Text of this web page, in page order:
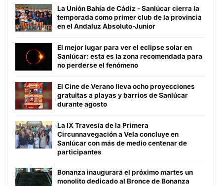
La Unión Bahía de Cádiz - Sanlúcar cierra la
temporada como primer club de la provincia
en el Andaluz Absoluto-Junior
El mejor lugar para ver el eclipse solar en
Sanlúcar: esta es la zona recomendada para
no perderse el fenómeno
El Cine de Verano lleva ocho proyecciones
gratuitas a playas y barrios de Sanlúcar
durante agosto
La IX Travesía de la Primera
Circunnavegación a Vela concluye en
Sanlúcar con más de medio centenar de
participantes
Bonanza inaugurará el próximo martes un
monolito dedicado al Bronce de Bonanza